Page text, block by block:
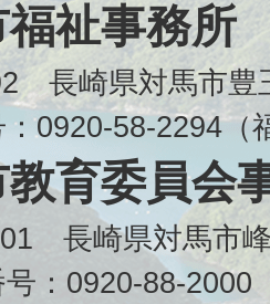
祉事務所
長崎県対馬市
0920-58-2294（
育委員会
長崎県対馬市
号：0920-88-2000